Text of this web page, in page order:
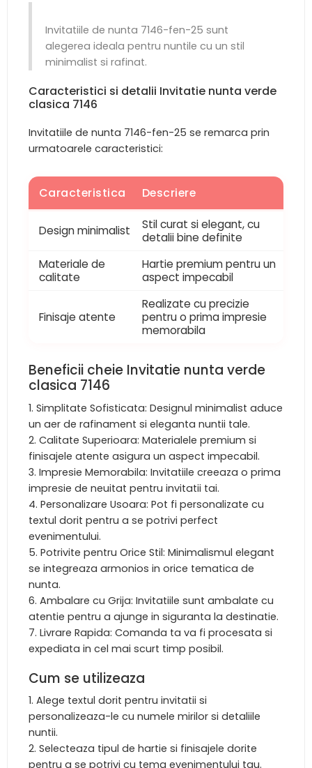
Invitatiile de nunta 7146-fen-25 sunt
alegerea ideala pentru nuntile cu un stil
minimalist si rafinat.
Caracteristici si detalii Invitatie nunta verde
clasica 7146
Invitatiile de nunta 7146-fen-25 se remarca prin
urmatoarele caracteristici:
Caracteristica Descriere
Design minimalist
Stil curat si elegant, cu
detalii bine definite
Materiale de
calitate
Hartie premium pentru un
aspect impecabil
Finisaje atente
Realizate cu precizie
pentru o prima impresie
memorabila
Beneficii cheie Invitatie nunta verde
clasica 7146
Simplitate Sofisticata: Designul minimalist aduce
un aer de rafinament si eleganta nuntii tale.
Calitate Superioara: Materialele premium si
finisajele atente asigura un aspect impecabil.
Impresie Memorabila: Invitatiile creeaza o prima
impresie de neuitat pentru invitatii tai.
Personalizare Usoara: Pot fi personalizate cu
textul dorit pentru a se potrivi perfect
evenimentului.
Potrivite pentru Orice Stil: Minimalismul elegant
se integreaza armonios in orice tematica de
nunta.
Ambalare cu Grija: Invitatiile sunt ambalate cu
atentie pentru a ajunge in siguranta la destinatie.
Livrare Rapida: Comanda ta va fi procesata si
expediata in cel mai scurt timp posibil.
Cum se utilizeaza
Alege textul dorit pentru invitatii si
personalizeaza-le cu numele mirilor si detaliile
nuntii.
Selecteaza tipul de hartie si finisajele dorite
pentru a se potrivi cu tema evenimentului tau.